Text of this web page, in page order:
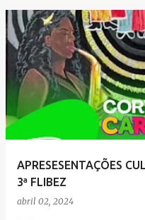
P
t
a
g
APRESESENTAÇÕES
3ª FLIBEZ
abril 02, 2024